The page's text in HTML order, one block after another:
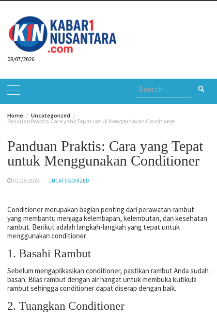
content
08/07/2026
Search
for:
Home
Uncategorized
Panduan Praktis: Cara yang Tepat untuk Menggunakan Conditioner
Panduan Praktis: Cara yang Tepat
untuk Menggunakan Conditioner
01/28/2024 UNCATEGORIZED
Conditioner merupakan bagian penting dari perawatan rambut
yang membantu menjaga kelembapan, kelembutan, dan kesehatan
rambut. Berikut adalah langkah-langkah yang tepat untuk
menggunakan conditioner:
1. Basahi Rambut
Sebelum mengaplikasikan conditioner, pastikan rambut Anda sudah
basah. Bilas rambut dengan air hangat untuk membuka kutikula
rambut sehingga conditioner dapat diserap dengan baik.
2. Tuangkan Conditioner